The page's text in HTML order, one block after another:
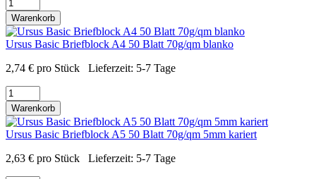
Warenkorb
Ursus Basic Briefblock A4 50 Blatt 70g/qm blanko
2,74 € pro Stück Lieferzeit: 5-7 Tage
Warenkorb
Ursus Basic Briefblock A5 50 Blatt 70g/qm 5mm kariert
2,63 € pro Stück Lieferzeit: 5-7 Tage